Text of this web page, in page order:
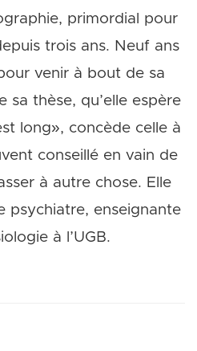
primordial pour
trois ans. Neuf ans
venir à bout de sa
sa thèse, qu’elle espère
long», concède celle à
conseillé en vain de
à autre chose. Elle
psychiatre, enseignante
à l’UGB.